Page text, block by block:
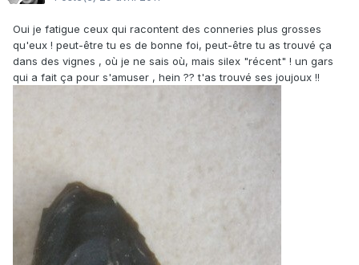
Oui je fatigue ceux qui racontent des conneries plus grosses
qu'eux ! peut-être tu es de bonne foi, peut-être tu as trouvé ça
dans des vignes , où je ne sais où, mais silex "récent" ! un gars
qui a fait ça pour s'amuser , hein ?? t'as trouvé ses joujoux !!